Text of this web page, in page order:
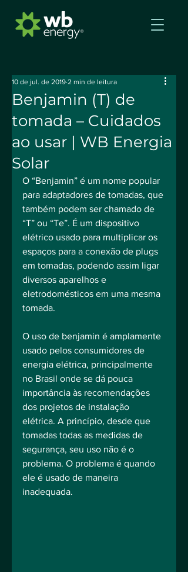
Benjamin (T) de
tomada – Cuidados
ao usar | WB Energia
Solar
10 de jul. de 2019 2 min de leitura
O “Benjamin” é um nome popular
para adaptadores de tomadas, que
também podem ser chamado de
“T” ou “Te”. É um dispositivo
elétrico usado para multiplicar os
espaços para a conexão de plugs
em tomadas, podendo assim ligar
diversos aparelhos e
eletrodomésticos em uma mesma
tomada.
O uso de benjamin é amplamente
usado pelos consumidores de
energia elétrica, principalmente
no Brasil onde se dá pouca
importância às recomendações
dos projetos de instalação
elétrica. A princípio, desde que
tomadas todas as medidas de
segurança, seu uso não é o
problema. O problema é quando
ele é usado de maneira
inadequada.